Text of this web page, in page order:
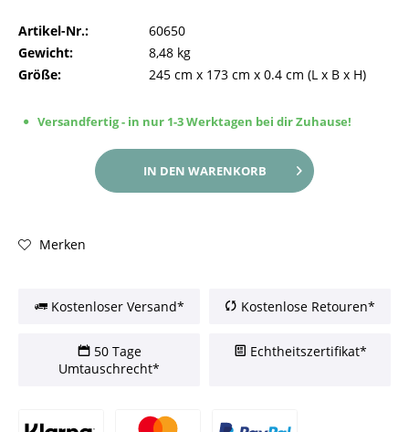
Artikel-Nr.:
60650
Gewicht:
8,48 kg
Größe:
245 cm x 173 cm x 0.4 cm (L x B x H)
Versandfertig - in nur 1-3 Werktagen bei dir Zuhause!
IN DEN WARENKORB
Merken
Kostenloser Versand* Kostenlose Retouren*
50 Tage
Umtauschrecht*
Echtheitszertifikat*